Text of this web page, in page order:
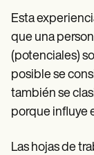
Esta
que una
(potenciales)
posible se
también se
porque influye
Las hojas de